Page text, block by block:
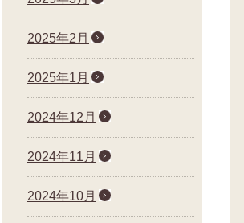
2025年2月
2025年1月
2024年12月
2024年11月
2024年10月